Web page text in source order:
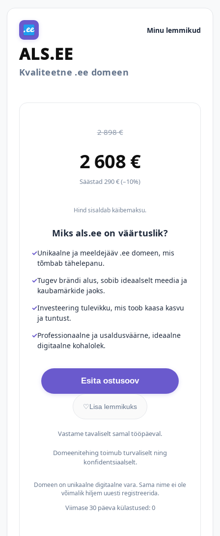
Minu lemmikud
ALS.EE
Kvaliteetne .ee domeen
2 898 €
2 608 €
Säästad 290 € (–10%)
Hind sisaldab käibemaksu.
Miks als.ee on väärtuslik?
Unikaalne ja meeldejääv .ee domeen, mis
tõmbab tähelepanu.
Tugev brändi alus, sobib ideaalselt meedia ja
kaubamärkide jaoks.
Investeering tulevikku, mis toob kaasa kasvu
ja tuntust.
Professionaalne ja usaldusväärne, ideaalne
digitaalne kohalolek.
Esita ostusoov
♡Lisa lemmikuks
Vastame tavaliselt samal tööpäeval.
Domeenitehing toimub turvaliselt ning
konfidentsiaalselt.
Domeen on unikaalne digitaalne vara. Sama nime ei ole
võimalik hiljem uuesti registreerida.
Viimase 30 päeva külastused: 0